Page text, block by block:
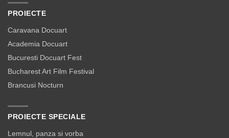
PROIECTE
Caravana Docuart
Academia Docuart
Bucuresti Docuart Fest
Bucharest Art Film Festival
Brancusi Nocturn
PROIECTE SPECIALE
Lemnul, panza si vorba